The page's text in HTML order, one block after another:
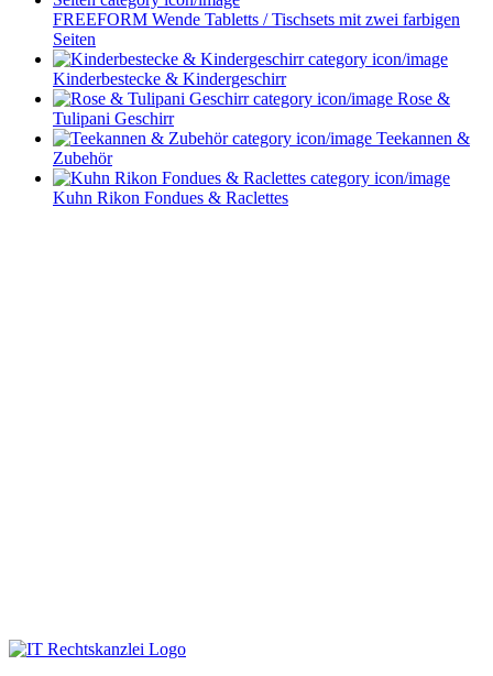
FREEFORM Wende Tabletts / Tischsets mit zwei farbigen
Seiten
Kinderbestecke & Kindergeschirr
Rose &
Tulipani Geschirr
Teekannen &
Zubehör
Kuhn Rikon Fondues & Raclettes